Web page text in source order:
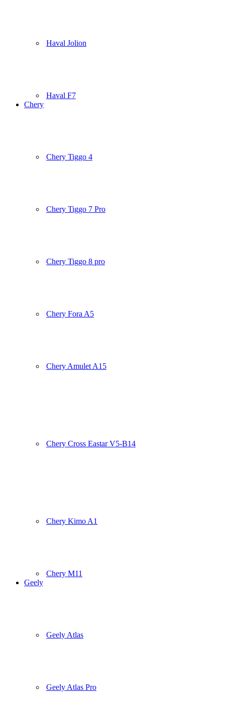
Haval Jolion
Haval F7
Chery
Chery Tiggo 4
Chery Tiggo 7 Pro
Chery Tiggo 8 pro
Chery Fora A5
Chery Amulet A15
Chery Cross Eastar V5-B14
Chery Kimo A1
Chery M11
Geely
Geely Atlas
Geely Atlas Pro